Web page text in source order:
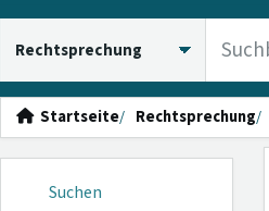
Startseite Rechtsprechung
Suchen